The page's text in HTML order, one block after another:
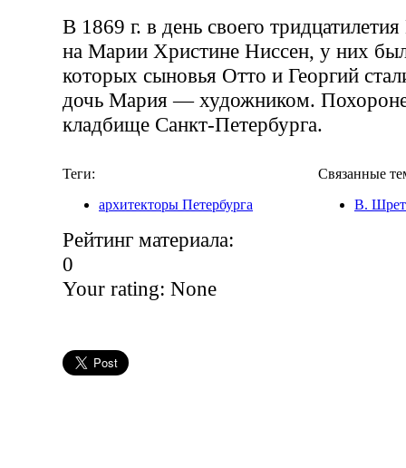
В 1869 г. в день своего
на Марии Христине Ниссен, у них
которых сыновья Отто и Георгий
дочь Мария — художником.
кладбище Санкт-Петербурга.
Теги:
архитекторы Петербурга
Связанные
В.
Рейтинг материала:
0
Your rating: None